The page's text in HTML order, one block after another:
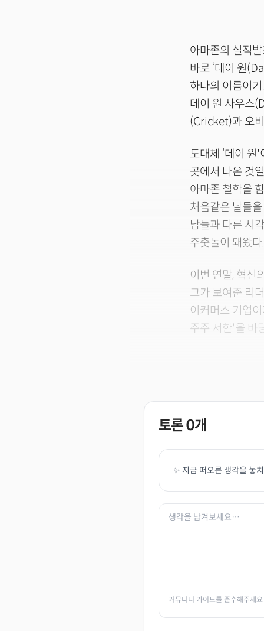
아마존의 실적
바로 ‘데이 원
하나의 이름이
데이 원 사우스
(Cricket)과 오
도대체 ‘데이
곳에서 나온 것
아마존 철학을
처음같은 날들
남들과 다른 시
주춧돌이 돼왔다.
이번 연말, 혁신
그가 보여준 리
이커머스 기업
주주 서한'을 바
토론0개
✨ 지금 떠오른 생각을 놓
커뮤니티 가이드를 준수해주세요